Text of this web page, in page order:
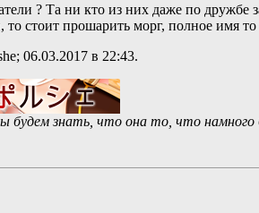
? Та ни кто из них даже по дружбе
стоит прошарить морг, полное имя то
06.03.2017 в 22:43.
будем знать, что она то, что